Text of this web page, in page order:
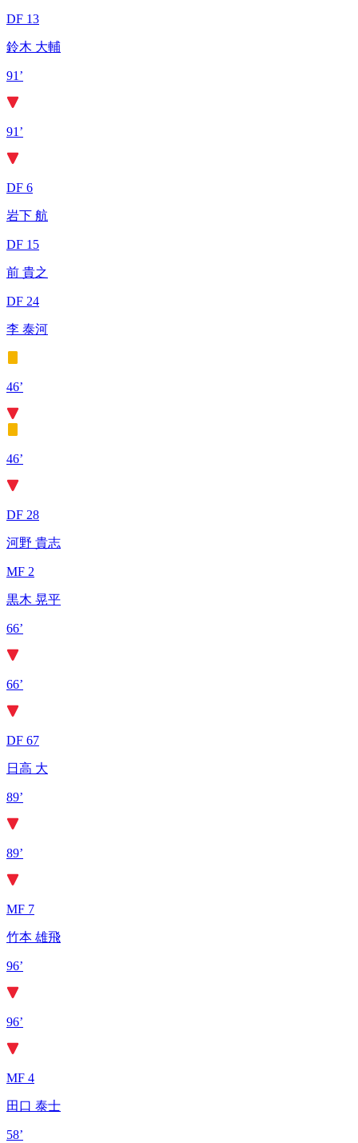
DF 13
鈴木 大輔
91’
91’
DF 6
岩下 航
DF 15
前 貴之
DF 24
李 泰河
46’
46’
DF 28
河野 貴志
MF 2
黒木 晃平
66’
66’
DF 67
日高 大
89’
89’
MF 7
竹本 雄飛
96’
96’
MF 4
田口 泰士
58’